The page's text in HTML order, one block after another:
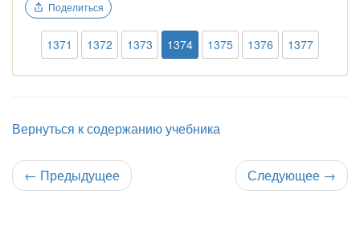
Поделиться
1371 1372 1373 1374 1375 1376 1377
Вернуться к содержанию учебника
← Предыдущее Следующее →